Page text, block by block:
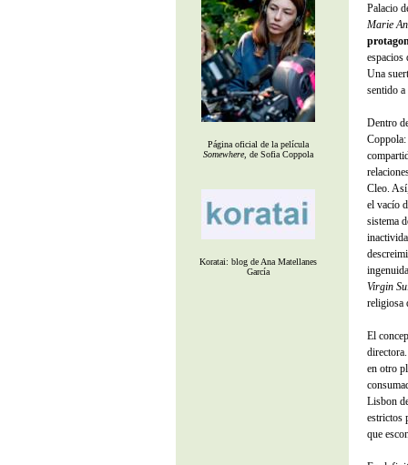
Página oficial de la película
Somewhere, de Sofia Coppola
Koratai: blog de Ana Matellanes
García
Palacio
Marie
espacios
Una
sentido
Dentro
Coppola:
Cleo.
el vacío
sistema
Virgin
religiosa
El
en otro
Lisbon
estrictos
que